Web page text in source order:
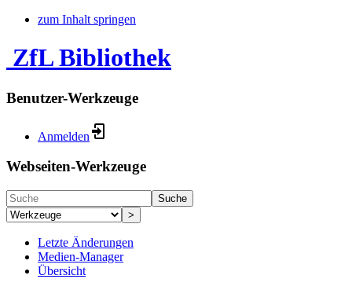
zum Inhalt springen
ZfL Bibliothek
Benutzer-Werkzeuge
Anmelden
Webseiten-Werkzeuge
Suche
>
Letzte Änderungen
Medien-Manager
Übersicht